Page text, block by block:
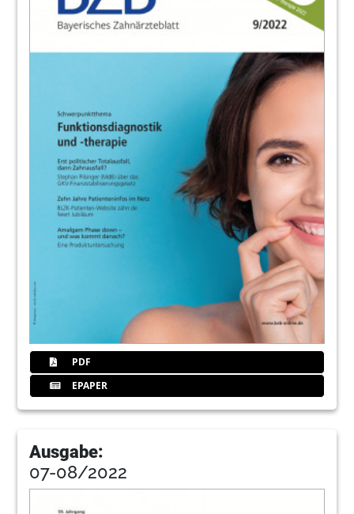
PDF
EPAPER
Ausgabe:
07-08/2022